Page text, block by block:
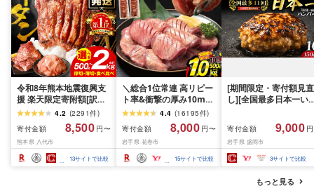
令和8年熊本地震復興支
援 楽天限定寄附額[訳あ
り]牛タン 500g〜2kg 肉
牛肉 訳あり 牛タン 冷凍
小分け 厚切り 薄切り 食
べ比べ 500g 1kg 1.5kg
2kg 牛 人気 ビーフ 牛た
ん ふるさと納税 ランキ
4.2 (2291件)
寄付金額
8,500 円〜
熊本県 八代市
13サイトで比較
＼総合1位常連 高リピー
ト率&衝撃の厚み10mm
厚切り牛タン 塩味/ ≪ス
ピード発送!!10営業日以
内発送≫ 選べる内容量
500g / 1kg 定期便 毎月
届く 牛肉 肉 BBQ ふるさ
と 人気 ランキング 岩手
4.4 (16195件)
寄付金額
8,000 円〜
岩手県 花巻市
15サイトで比較
[期間限定・寄付額見直
し][全国最多日本一い
1.5kg(150g×10個) い
て牛 × 岩中豚 ハンバー
グ 合挽き 合い挽き 黒
和牛 人気 冷凍 個包装
分け 冷凍 牛肉 豚肉 和
ビーフ ポーク はんば
ぐ 挽肉 お肉 ミンチ 肉
寄付金額 9,000
岩手県 盛岡市
3サイトで比較
もっと見る